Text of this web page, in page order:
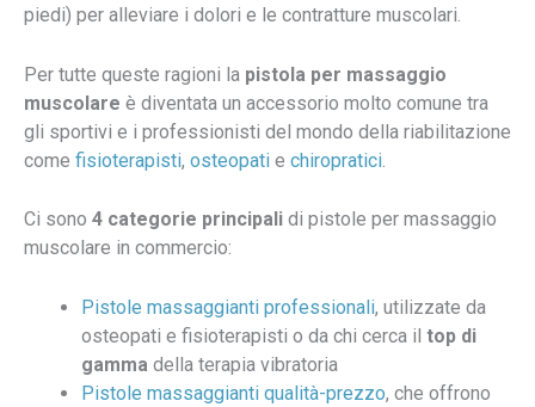
piedi) per alleviare i dolori e le contratture muscolari.
Per tutte queste ragioni la pistola per massaggio
muscolare è diventata un accessorio molto comune tra
gli sportivi e i professionisti del mondo della riabilitazione
come fisioterapisti, osteopati e chiropratici.
Ci sono 4 categorie principali di pistole per massaggio
muscolare in commercio:
Pistole massaggianti professionali, utilizzate da
osteopati e fisioterapisti o da chi cerca il top di
gamma della terapia vibratoria
Pistole massaggianti qualità-prezzo, che offrono